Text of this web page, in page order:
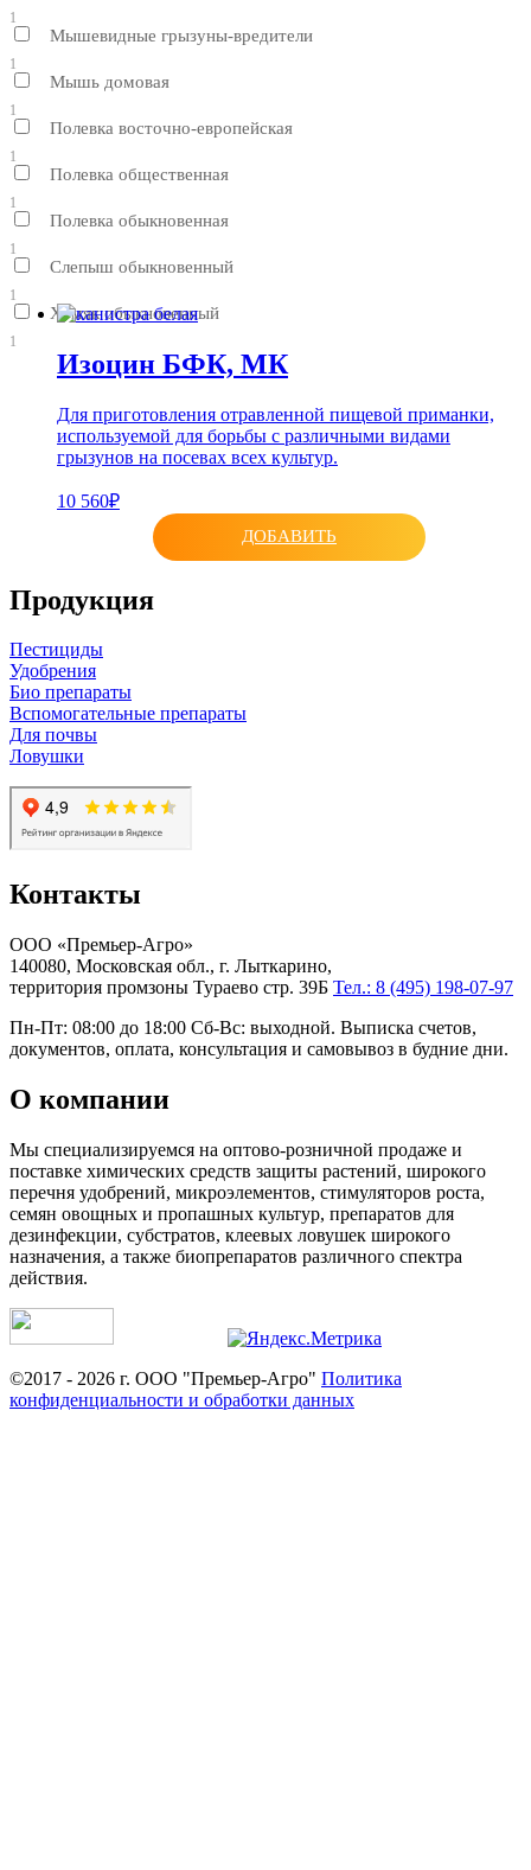
1
Мышевидные грызуны-вредители
1
Мышь домовая
1
Полевка восточно-европейская
1
Полевка общественная
1
Полевка обыкновенная
1
Слепыш обыкновенный
1
Хомяк обыкновенный
1
Изоцин БФК, МК
Для приготовления отравленной пищевой приманки,
используемой для борьбы с различными видами
грызунов на посевах всех культур.
10 560₽
ДОБАВИТЬ
Продукция
Пестициды
Удобрения
Био препараты
Вспомогательные препараты
Для почвы
Ловушки
Контакты
ООО «Премьер-Агро»
140080, Московская обл., г. Лыткарино,
территория промзоны Тураево стр. 39Б Тел.: 8 (495) 198-07-97
Пн-Пт: 08:00 до 18:00 Сб-Вс: выходной. Выписка счетов,
документов, оплата, консультация и самовывоз в будние дни.
О компании
Мы специализируемся на оптово-розничной продаже и
поставке химических средств защиты растений, широкого
перечня удобрений, микроэлементов, стимуляторов роста,
семян овощных и пропашных культур, препаратов для
дезинфекции, субстратов, клеевых ловушек широкого
назначения, а также биопрепаратов различного спектра
действия.
©2017 - 2026 г. ООО "Премьер-Агро" Политика
конфиденциальности и обработки данных